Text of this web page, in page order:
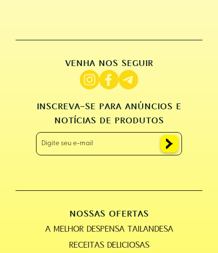
VENHA NOS SEGUIR
INSCREVA-SE PARA ANÚNCIOS E
NOTÍCIAS DE PRODUTOS
NOSSAS OFERTAS
A MELHOR DESPENSA TAILANDESA
RECEITAS DELICIOSAS